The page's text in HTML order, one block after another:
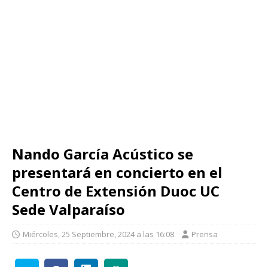
Nando García Acústico se
presentará en concierto en el
Centro de Extensión Duoc UC
Sede Valparaíso
Miércoles, 25 Septiembre, 2024 a las 16:08 Prensa